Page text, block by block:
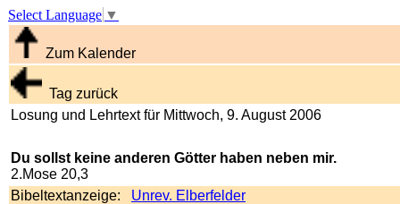
Select Language ▼
Zum Kalender
Tag zurück
Losung und Lehrtext für Mittwoch, 9. August 2006
Du sollst keine anderen Götter haben neben mir.
2.Mose 20,3
Bibeltextanzeige: Unrev. Elberfelder